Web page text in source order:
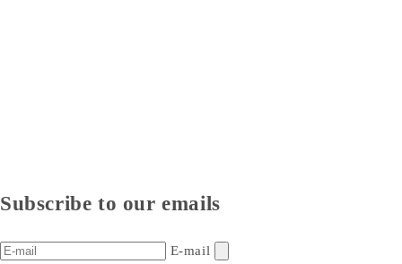
Subscribe to our emails
E-mail